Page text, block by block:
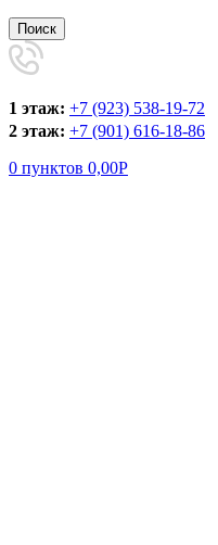
Поиск
1 этаж: +7 (923) 538-19-72
2 этаж: +7 (901) 616-18-86
0 пунктов 0,00Р